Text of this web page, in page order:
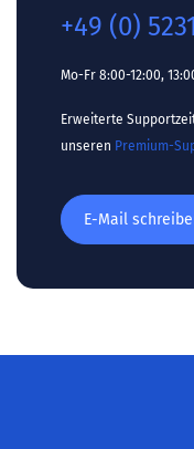
+49 (0)
Mo-Fr 8:00-12:00,
Erweiterte
unseren Premium-
E-Mail